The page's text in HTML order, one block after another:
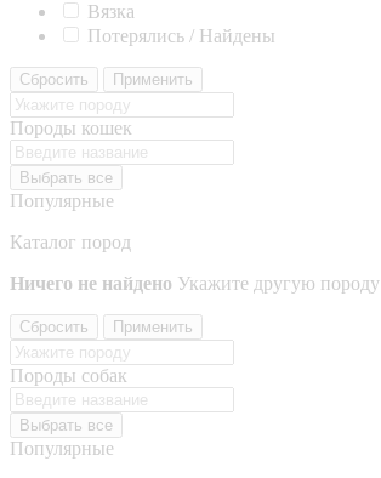
Вязка
Потерялись / Найдены
Сбросить Применить
Породы кошек
Выбрать все
Популярные
Каталог пород
Ничего не найдено Укажите другую породу
Сбросить Применить
Породы собак
Выбрать все
Популярные